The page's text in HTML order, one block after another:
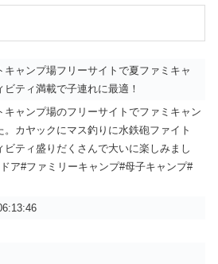
キャンプ場フリーサイトで夏ファミキャ
ティ満載で子連れに最適！
キャンプ場のフリーサイトでファミキャン
。カヤックにマス釣りに水鉄砲ファイト
ビティ盛りだくさんで大いに楽しみまし
ア#ファミリーキャンプ#母子キャンプ#